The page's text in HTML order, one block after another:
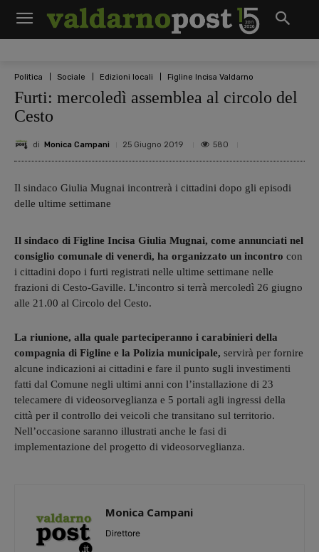
Politica Sociale Edizioni locali Figline Incisa Valdarno
Furti: mercoledì assemblea al circolo del
Cesto
di Monica Campani 25 Giugno 2019 580
Il sindaco Giulia Mugnai incontrerà i cittadini dopo gli episodi
delle ultime settimane
Il sindaco di Figline Incisa Giulia Mugnai, come annunciati nel
consiglio comunale di venerdì, ha organizzato un incontro con
i cittadini dopo i furti registrati nelle ultime settimane nelle
frazioni di Cesto-Gaville. L'incontro si terrà mercoledì 26 giugno
alle 21.00 al Circolo del Cesto.
La riunione, alla quale parteciperanno i carabinieri della
compagnia di Figline e la Polizia municipale, servirà per fornire
alcune indicazioni ai cittadini e fare il punto sugli investimenti
fatti dal Comune negli ultimi anni con l’installazione di 23
telecamere di videosorveglianza e 5 portali agli ingressi della
città per il controllo dei veicoli che transitano sul territorio.
Nell’occasione saranno illustrati anche le fasi di
implementazione del progetto di videosorveglianza.
Monica Campani
Direttore